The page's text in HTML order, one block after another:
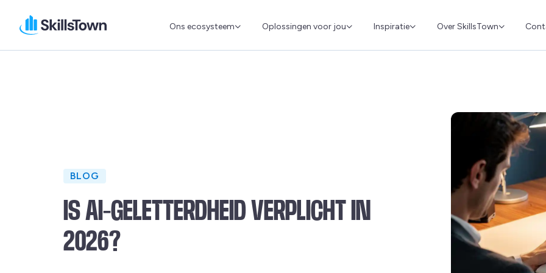
Ons ecosysteem Oplossingen voor jou Inspiratie Over SkillsTown
BLOG
IS AI-GELETTERDHEID VERPLICHT IN
2026?